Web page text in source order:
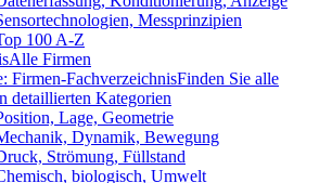
Messprinzipien
100 A-Z
Alle Firmen
Firmen-FachverzeichnisFinden Sie alle
detaillierten Kategorien
Lage, Geometrie
Dynamik, Bewegung
Strömung, Füllstand
biologisch, Umwelt